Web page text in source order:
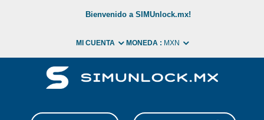
Bienvenido a SIMUnlock.mx!
MI CUENTA MONEDA : MXN